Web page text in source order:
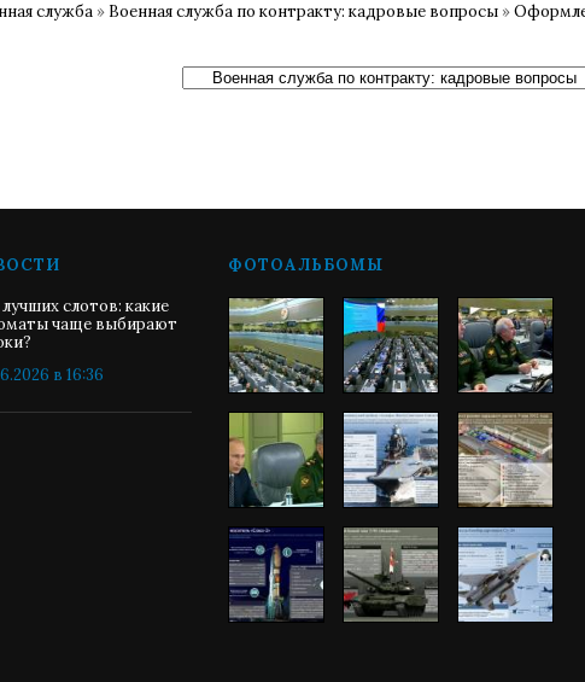
служба » Военная служба по контракту: кадровые вопросы »
слотов: какие
чаще выбирают
в 16:36
ФОТОАЛЬБОМЫ